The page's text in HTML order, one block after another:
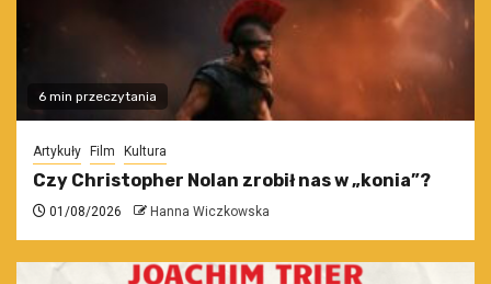
6 min przeczytania
Artykuły Film Kultura
Czy Christopher Nolan zrobił nas w „konia”?
01/08/2026 Hanna Wiczkowska